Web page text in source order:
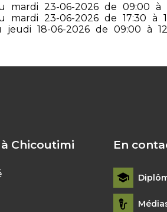
mardi 23-06-2026 de 09:00 à
mardi 23-06-2026 de 17:30 à
jeudi 18-06-2026 de 09:00 à
Chicoutimi En